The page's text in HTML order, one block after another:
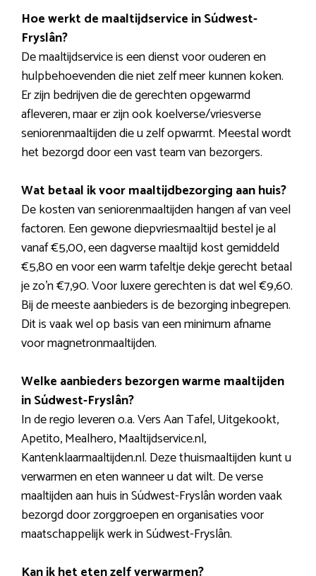
Hoe werkt de maaltijdservice in Súdwest-
Fryslân?
De maaltijdservice is een dienst voor ouderen en
hulpbehoevenden die niet zelf meer kunnen koken.
Er zijn bedrijven die de gerechten opgewarmd
afleveren, maar er zijn ook koelverse/vriesverse
seniorenmaaltijden die u zelf opwarmt. Meestal wordt
het bezorgd door een vast team van bezorgers.
Wat betaal ik voor maaltijdbezorging aan huis?
De kosten van seniorenmaaltijden hangen af van veel
factoren. Een gewone diepvriesmaaltijd bestel je al
vanaf €5,00, een dagverse maaltijd kost gemiddeld
€5,80 en voor een warm tafeltje dekje gerecht betaal
je zo’n €7,90. Voor luxere gerechten is dat wel €9,60.
Bij de meeste aanbieders is de bezorging inbegrepen.
Dit is vaak wel op basis van een minimum afname
voor magnetronmaaltijden.
Welke aanbieders bezorgen warme maaltijden
in Súdwest-Fryslân?
In de regio leveren o.a. Vers Aan Tafel, Uitgekookt,
Apetito, Mealhero, Maaltijdservice.nl,
Kantenklaarmaaltijden.nl. Deze thuismaaltijden kunt u
verwarmen en eten wanneer u dat wilt. De verse
maaltijden aan huis in Súdwest-Fryslân worden vaak
bezorgd door zorggroepen en organisaties voor
maatschappelijk werk in Súdwest-Fryslân.